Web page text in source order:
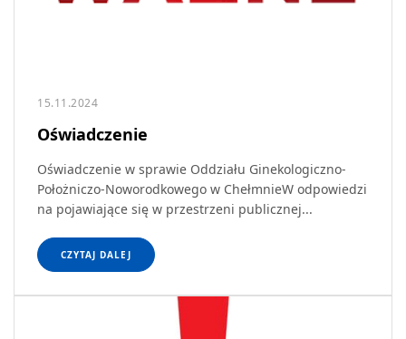
15.11.2024
Oświadczenie
Oświadczenie w sprawie Oddziału Ginekologiczno-
Położniczo-Noworodkowego w ChełmnieW odpowiedzi
na pojawiające się w przestrzeni publicznej...
CZYTAJ DALEJ